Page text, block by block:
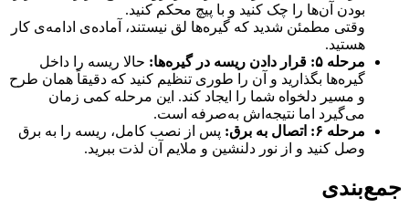
بودن آن‌ها را چک کنید و با پیچ محکم کنید.
وقتی مطمئن شدید که گیره‌ها لق نیستند، آماده‌ی ادامه‌ی کار
هستید.
مرحله ۵: قرار دادن ریسه در گیره‌ها:
حالا ریسه را داخل
گیره‌ها بگذارید و آن را طوری تنظیم کنید که دقیقاً همان طرح
و مسیر دلخواه شما را ایجاد کند. این مرحله کمی زمان
می‌گیرد اما نتیجه‌اش به‌صرفه است.
مرحله ۶: اتصال به برق:
پس از نصب کامل، ریسه را به برق
وصل کنید و از نور دلنشین و ملایم آن لذت ببرید.
جمع‌بندی